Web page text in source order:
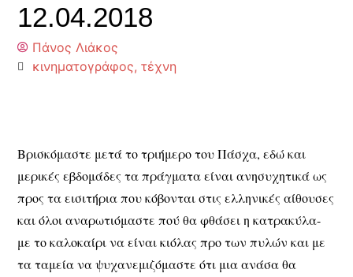
12.04.2018
Πάνος Λιάκος
κινηματογράφος,τέχνη
Βρισκόμαστε μετά το τριήμερο του Πάσχα, εδώ και
μερικές εβδομάδες τα πράγματα είναι ανησυχητικά ως
προς τα εισιτήρια που κόβονται στις ελληνικές αίθουσες
και όλοι αναρωτιόμαστε πού θα φθάσει η κατρακύλα-
με το καλοκαίρι να είναι κιόλας προ των πυλών και με
τα ταμεία να ψυχανεμιζόμαστε ότι μια ανάσα θα